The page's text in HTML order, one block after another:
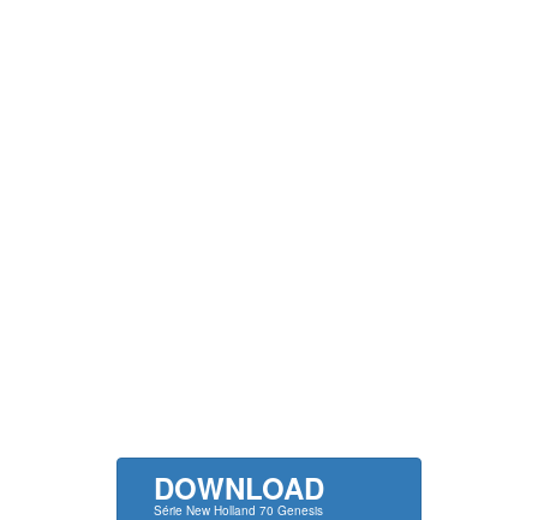
DOWNLOAD
Série New Holland 70 Genesis